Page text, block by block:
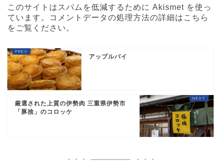
このサイトはスパムを低減するために Akismet を使っ
ています。
コメントデータの処理方法の詳細はこちら
をご覧ください 。
アップルパイ
厳選された上質の伊勢肉 三重県伊勢市
「豚捨」のコロッケ